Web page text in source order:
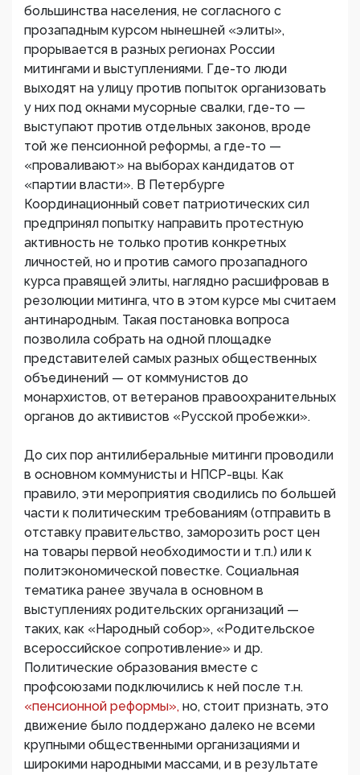
большинства населения, не согласного с
прозападным курсом нынешней «элиты»,
прорывается в разных регионах России
митингами и выступлениями. Где-то люди
выходят на улицу против попыток организовать
у них под окнами мусорные свалки, где-то —
выступают против отдельных законов, вроде
той же пенсионной реформы, а где-то —
«проваливают» на выборах кандидатов от
«партии власти». В Петербурге
Координационный совет патриотических сил
предпринял попытку направить протестную
активность не только против конкретных
личностей, но и против самого прозападного
курса правящей элиты, наглядно расшифровав в
резолюции митинга, что в этом курсе мы считаем
антинародным. Такая постановка вопроса
позволила собрать на одной площадке
представителей самых разных общественных
объединений — от коммунистов до
монархистов, от ветеранов правоохранительных
органов до активистов «Русской пробежки».
До сих пор антилиберальные митинги проводили
в основном коммунисты и НПСР-вцы. Как
правило, эти мероприятия сводились по большей
части к политическим требованиям (отправить в
отставку правительство, заморозить рост цен
на товары первой необходимости и т.п.) или к
политэкономической повестке. Социальная
тематика ранее звучала в основном в
выступлениях родительских организаций —
таких, как «Народный собор», «Родительское
всероссийское сопротивление» и др.
Политические образования вместе с
профсоюзами подключились к ней после т.н.
«пенсионной реформы», но, стоит признать, это
движение было поддержано далеко не всеми
крупными общественными организациями и
широкими народными массами, и в результате